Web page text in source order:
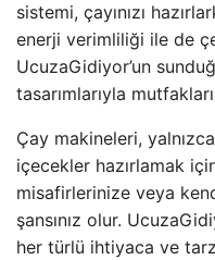
sistemi, çayınızı
enerji verimliliği ile de
UcuzaGidiyor’un
tasarımlarıyla
Çay makineleri,
içecekler hazırlamak
misafirlerinize veya
şansınız olur.
her türlü ihtiyaca ve